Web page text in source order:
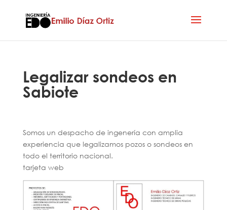
Legalizar sondeos en
Sabiote
Somos un despacho de ingenería con amplia
experiencia que legalizamos pozos o sondeos en
todo el territorio nacional.
tarjeta web